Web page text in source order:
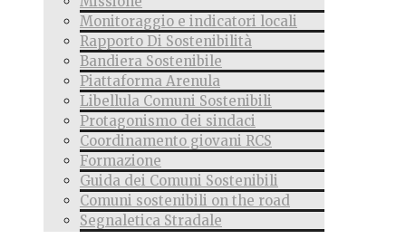
Monitoraggio e indicatori locali
Rapporto Di Sostenibilità
Bandiera Sostenibile
Piattaforma Arenula
Libellula Comuni Sostenibili
Protagonismo dei sindaci
Coordinamento giovani RCS
Formazione
Guida dei Comuni Sostenibili
Comuni sostenibili on the road
Segnaletica Stradale